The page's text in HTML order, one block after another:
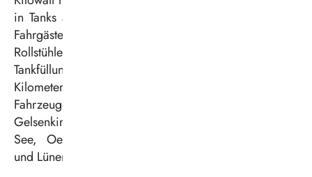
in Tanks auf dem Dach auf, transportieren bis zu 73
Fahrgäste und verfügen über große Stellflächen für
Rollstühle, Rollatoren oder Kinderwagen. Mit einer
Tankfüllung ist eine Reichweite von bis zu 400
Kilometern möglich. Zum Einsatz kommen die
Fahrzeuge in Datteln, Recklinghausen, Waltrop,
Gelsenkirchen, Herten, Marl, Dorsten, Haltern am
See, Oer-Erkenschwick, Castrop-Rauxel, Dortmund
und Lünen.